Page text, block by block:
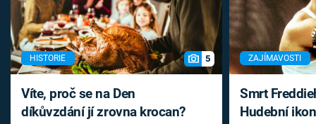
HISTORIE 5
Víte, proč se na Den
díkůvzdání jí zrovna krocan?
ZAJÍMAVOSTI
Smrt
Hudební